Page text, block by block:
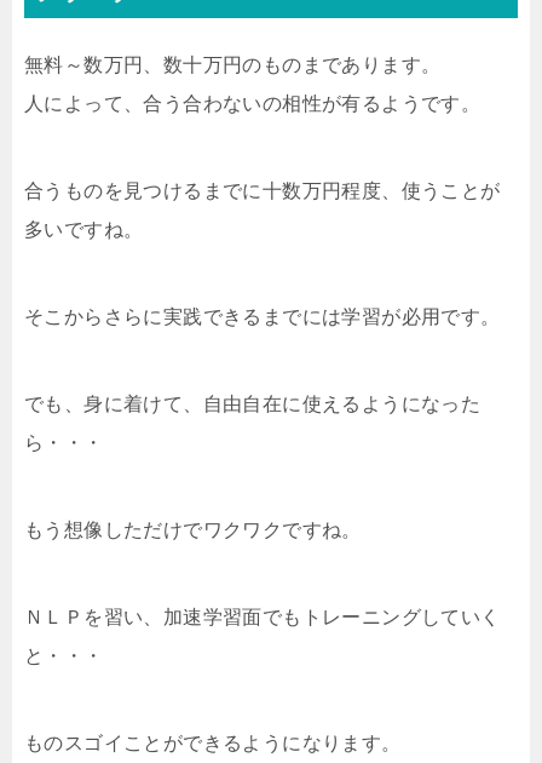
無料～数万円、数十万円のものまであります。
人によって、合う合わないの相性が有るようです。
合うものを見つけるまでに十数万円程度、使うことが
多いですね。
そこからさらに実践できるまでには学習が必用です。
でも、身に着けて、自由自在に使えるようになった
ら・・・
もう想像しただけでワクワクですね。
ＮＬＰを習い、加速学習面でもトレーニングしていく
と・・・
ものスゴイことができるようになります。